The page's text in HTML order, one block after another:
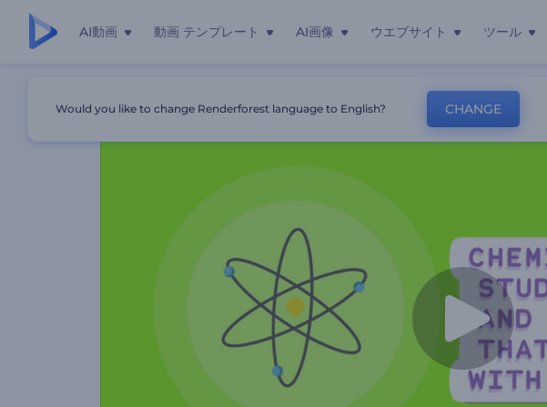
AI動画 動画 テンプレート AI画像 ウエブサイト ツール
Would you like to change Renderforest language to English? CHANGE